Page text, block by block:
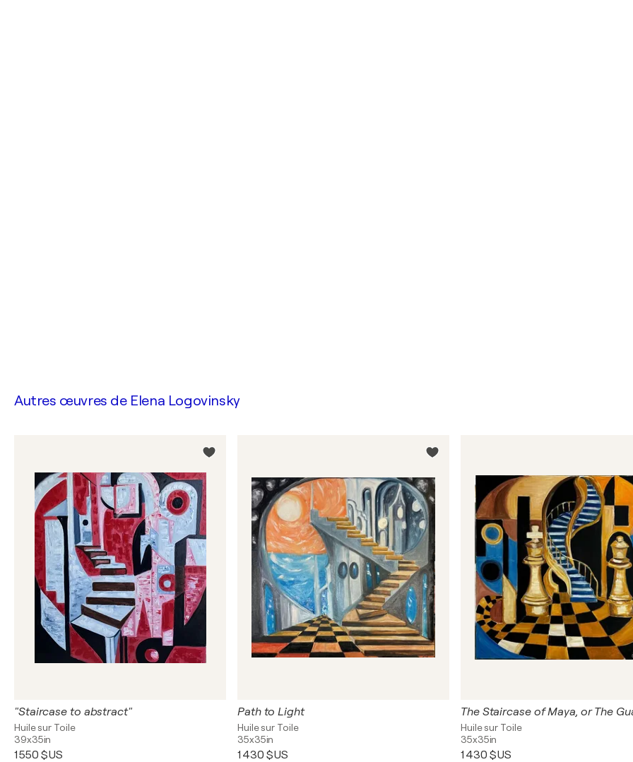
Autres œuvres de Elena Logovinsky
"Staircase to abstract"
Huile sur Toile
39x35in
1 550 $US
Path to Light
Huile sur Toile
35x35in
1 430 $US
Huile sur Toile
35x35in
1 430 $US